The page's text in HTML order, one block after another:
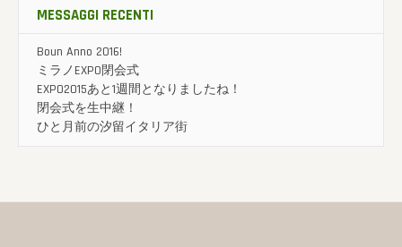
MESSAGGI RECENTI
Boun Anno 2016!
ミラノEXPO閉会式
EXPO2015あと1週間となりましたね！
閉会式を生中継！
ひと月前の汐留イタリア街